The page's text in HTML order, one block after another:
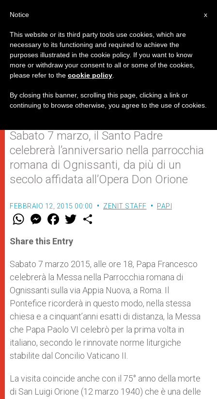
50 anni fa la prima messa in
italiano: papa Francesco la
ricorderà
Sabato 7 marzo, il Santo Padre
celebrerà l’anniversario nella parrocchia
romana di Ognissanti, da più di un
secolo affidata all’Opera Don Orione
FEBBRAIO 12, 2015 00:00 ZENIT STAFF PAPI
W
t
s
p
p
M
e
s
e
g
e
r
F
a
e
b
o
k
w
r
Share this Entry
Sabato 7 marzo 2015, alle ore 18, Papa Francesco
celebrerà la Messa nella Parrocchia romana di
Ognissanti sulla via Appia Nuova, a Roma. Il
Pontefice ricorderà in questo modo, nella stessa
chiesa e a cinquant’anni esatti di distanza, la Messa
che Papa Paolo VI celebrò per la prima volta in
italiano, secondo le rinnovate norme liturgiche
stabilite dal Concilio Vaticano II.
La visita coincide anche con il 75° anno della morte
di San Luigi Orione (12 marzo 1940) che è una delle
x
Notice
This website or its third party tools use cookies, which are
necessary to its functioning and required to achieve the
purposes illustrated in the cookie policy. If you want to know
more or withdraw your consent to all or some of the cookies,
please refer to the cookie policy
By closing this banner, scrolling this page, clicking a link or
continuing to browse otherwise, you agree to the use of cookies.